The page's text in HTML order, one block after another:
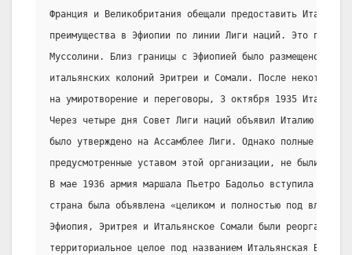
Франция и Великобритания обещали предоставить Италии
преимущества в Эфиопии по линии Лиги наций. Это
Муссолини. Близ границы с Эфиопией было размещено
итальянских колоний Эритреи и Сомали. После некоторых
на умиротворение и переговоры, 3 октября 1935 Италия
Через четыре дня Совет Лиги наций объявил Италию
было утверждено на Ассамблее Лиги. Однако полные
предусмотренные уставом этой организации, не были
В мае 1936 армия маршала Пьетро Бадольо вступила в
страна была объявлена «целиком и полностью под властью
Эфиопия, Эритрея и Итальянское Сомали были
территориальное целое под названием Итальянская